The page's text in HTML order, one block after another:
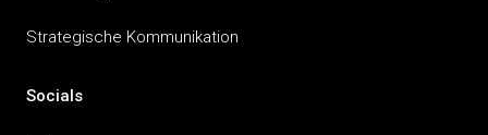
Strategische Kommunikation
Socials